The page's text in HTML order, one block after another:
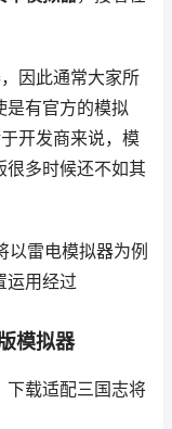
因此通常大家所
是有官方的模拟
开发商来说，模
很多时候还不如其
雷电模拟器为例
运用经过
模拟器
下载适配三国志将